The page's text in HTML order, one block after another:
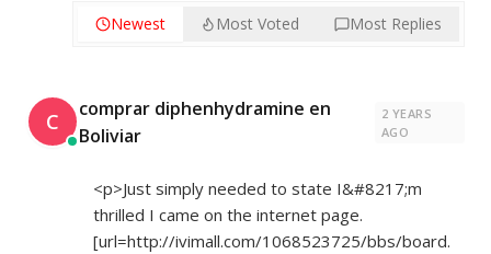
Newest Most Voted Most Replies
C
comprar diphenhydramine en
Boliviar
2 YEARS
AGO
<p>Just simply needed to state I&#8217;m
thrilled I came on the internet page.
[url=http://ivimall.com/1068523725/bbs/board.